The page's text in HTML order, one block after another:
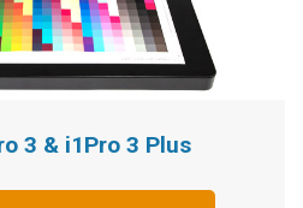
3 & i1Pro 3 Plus